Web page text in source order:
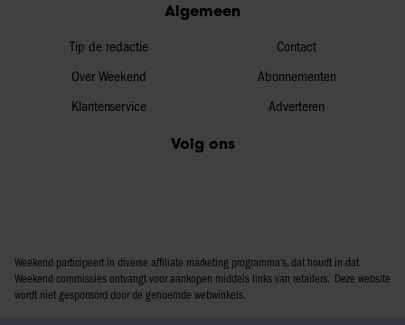
Algemeen
Tip de redactie
Over Weekend
Klantenservice
Contact
Abonnementen
Adverteren
Volg ons
Weekend participeert in diverse affiliate marketing programma’s, dat houdt in dat
Weekend commissies ontvangt voor aankopen middels links van retailers. Deze website
wordt niet gesponsord door de genoemde webwinkels.